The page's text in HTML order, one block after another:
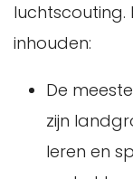
luchtscouting.
inhouden:
De
zijn
leren en